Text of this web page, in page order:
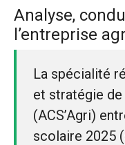
Analyse,
l’entreprise
La spécialité
et stratégie de
(ACS’Agri)
scolaire 2025